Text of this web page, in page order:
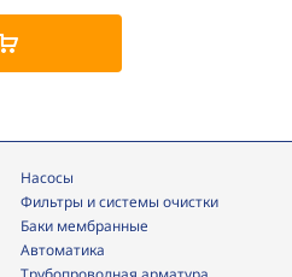
Насосы
фильтры и системы очистки
Баки мембранные
Автоматика